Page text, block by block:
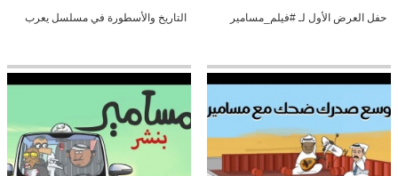
حفل العرض الأول لـ #فيلم_مسامير التاريخ والأسطورة في مسلسل يعرب